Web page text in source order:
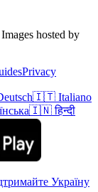
Images hosted by
Privacy
🇮🇹 Italiano
🇮🇳 हिन्दी
Україну